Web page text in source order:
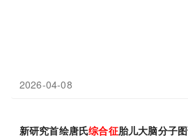
2026-04-08
新研究首绘唐氏综合征胎儿大脑分子